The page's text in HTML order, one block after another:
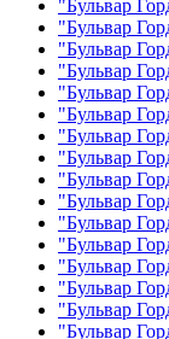
"Бульвар
"Бульвар
"Бульвар
"Бульвар
"Бульвар
"Бульвар
"Бульвар
"Бульвар
"Бульвар
"Бульвар
"Бульвар
"Бульвар
"Бульвар
"Бульвар
"Бульвар
"Бульвар